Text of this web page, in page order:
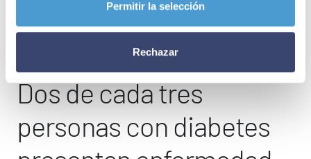
Permitir la selección
Rechazar
Dos de cada tres
personas con diabetes